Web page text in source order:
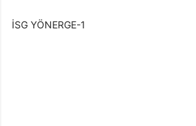
İSG YÖNERGE-1